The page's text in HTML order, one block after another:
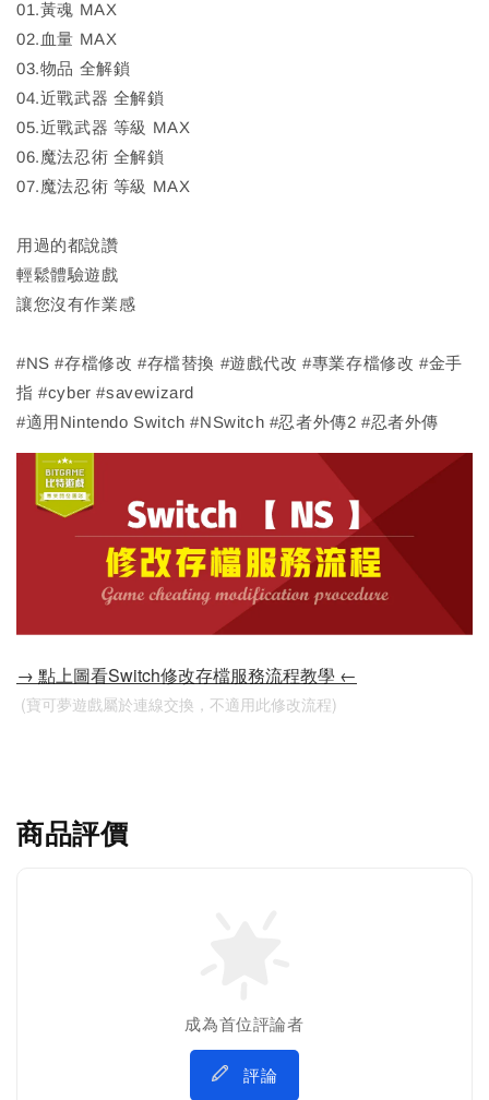
01.黃魂 MAX
02.血量 MAX
03.物品 全解鎖
04.近戰武器 全解鎖
05.近戰武器 等級 MAX
06.魔法忍術 全解鎖
07.魔法忍術 等級 MAX
用過的都說讚
輕鬆體驗遊戲
讓您沒有作業感
#NS #存檔修改 #存檔替換 #遊戲代改 #專業存檔修改 #金手
指 #cyber #savewizard
#適用Nintendo Switch #NSwitch #忍者外傳2 #忍者外傳
→ 點上圖看Switch修改存檔服務流程教學 ←
(寶可夢遊戲屬於連線交換，不適用此修改流程)
商品評價
成為首位評論者
評論